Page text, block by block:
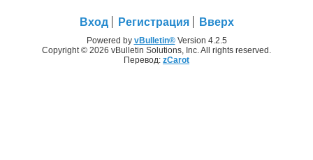
Вход Регистрация Вверх
Powered by vBulletin®Version 4.2.5
Copyright © 2026 vBulletin Solutions, Inc. All rights reserved.
Перевод: zCarot